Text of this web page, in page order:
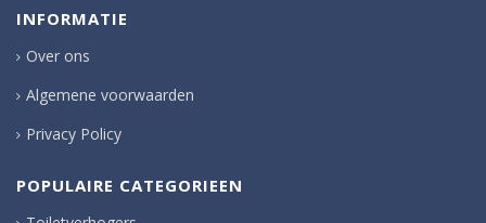
INFORMATIE
Over ons
Algemene voorwaarden
Privacy Policy
POPULAIRE CATEGORIEEN